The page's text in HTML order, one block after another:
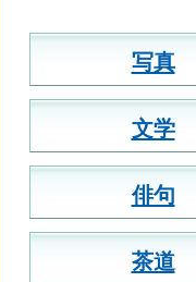
写真
文学
俳句
茶道